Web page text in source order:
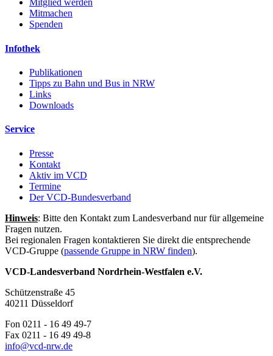
Mitglied werden
Mitmachen
Spenden
Infothek
Publikationen
Tipps zu Bahn und Bus in NRW
Links
Downloads
Service
Presse
Kontakt
Aktiv im VCD
Termine
Der VCD-Bundesverband
Hinweis: Bitte den Kontakt zum Landesverband nur für allgemeine
Fragen nutzen.
Bei regionalen Fragen kontaktieren Sie direkt die entsprechende
VCD-Gruppe (passende Gruppe in NRW finden).
VCD-Landesverband Nordrhein-Westfalen e.V.
Schützenstraße 45
40211 Düsseldorf
Fon 0211 - 16 49 49-7
Fax 0211 - 16 49 49-8
info@vcd-nrw.de